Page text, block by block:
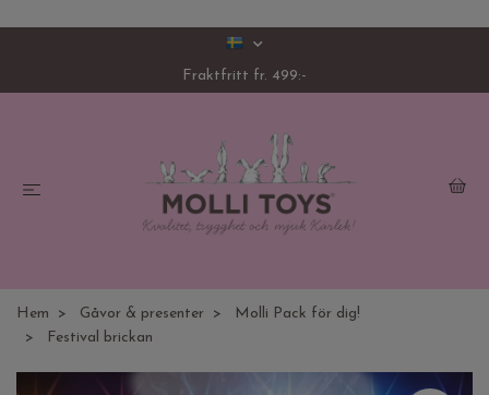
Fraktfritt fr. 499:-
Hem Gåvor & presenter
Molli Pack för dig!
Festival brickan